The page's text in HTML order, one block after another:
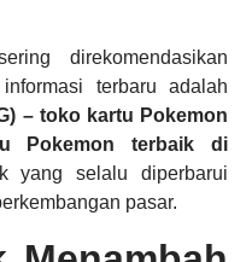
direkomendasikan
terbaru adalah
– toko kartu Pokemon
Pokemon terbaik di
yang selalu diperbarui
pasar.